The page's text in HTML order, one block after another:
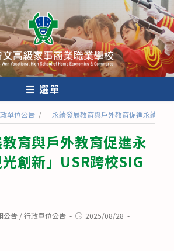
選單
單位公告 / 「永續發展教育與戶外教育促進永續農
教育與戶外教育促進永
創新」USR跨校SIG
公告 /行政單位公告
Post2025/08/28